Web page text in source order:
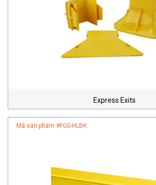
Express Exits
Mã sản phẩm #FGS-HLBK